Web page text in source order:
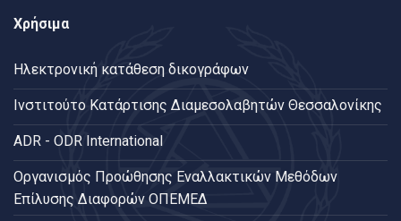
Χρήσιμα
Ηλεκτρονική κατάθεση δικογράφων
Ινστιτούτο Κατάρτισης Διαμεσολαβητών Θεσσαλονίκης
ADR - ODR International
Oργανισμός Προώθησης Εναλλακτικών Μεθόδων
Επίλυσης Διαφορών ΟΠΕΜΕΔ